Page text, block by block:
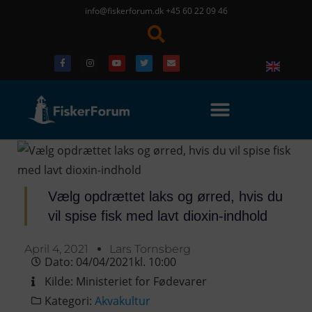
info@fiskerforum.dk +45 60 22 09 46
Vælg opdrættet laks og ørred, hvis du
vil spise fisk med lavt dioxin-indhold
April 4, 2021 Lars Tornsberg
Dato: 04/04/2021kl. 10:00
Kilde: Ministeriet for Fødevarer
Kategori: Akvakultur